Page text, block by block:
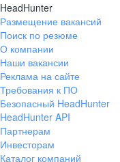
HeadHunter
Размещение вакансий
Поиск по резюме
О компании
Наши вакансии
Реклама на сайте
Требования к ПО
Безопасный HeadHunter
HeadHunter API
Партнерам
Инвесторам
Каталог компаний